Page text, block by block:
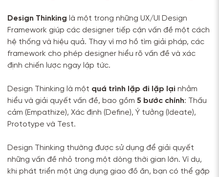
Design Thinking là một trong những UX/UI Design
Framework giúp các designer tiếp cận vấn đề một cách
hệ thống và hiệu quả. Thay vì mơ hồ tìm giải pháp, các
framework cho phép designer hiểu rõ vấn đề và xác
định chiến lược ngay lập tức.
Design Thinking là một quá trình lặp đi lặp lại nhằm
hiểu và giải quyết vấn đề, bao gồm 5 bước chính: Thấu
cảm (Empathize), Xác định (Define), Ý tưởng (Ideate),
Prototype và Test.
Design Thinking thường được sử dụng để giải quyết
những vấn đề nhỏ trong một dòng thời gian lớn. Ví dụ,
khi phát triển một ứng dụng giao đồ ăn, bạn có thể gặp